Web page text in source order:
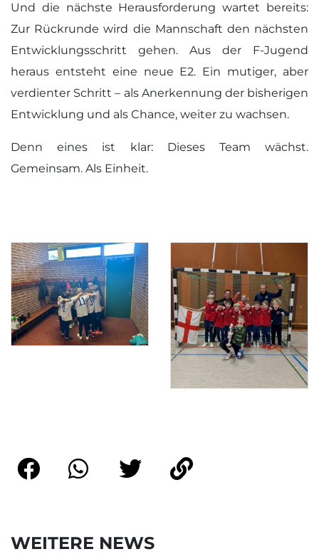
Und die nächste Herausforderung wartet bereits:
Zur Rückrunde wird die Mannschaft den nächsten
Entwicklungsschritt gehen. Aus der F-Jugend
heraus entsteht eine neue E2. Ein mutiger, aber
verdienter Schritt – als Anerkennung der bisherigen
Entwicklung und als Chance, weiter zu wachsen.
Denn eines ist klar: Dieses Team wächst.
Gemeinsam. Als Einheit.
WEITERE NEWS